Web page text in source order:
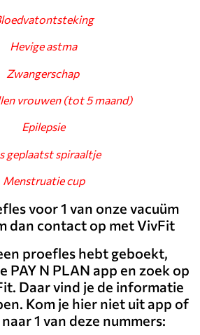
Hevige astma
Zwangerschap
vrouwen (tot 5 maand)
Epilepsie
geplaatst spiraaltje
Menstruatie cup
voor 1 van onze vacuüm
dan contact op met VivFit
proefles hebt geboekt,
PAY N PLAN app en zoek op
Daar vind je de informatie
Kom je hier niet uit app of
1 van deze nummers: